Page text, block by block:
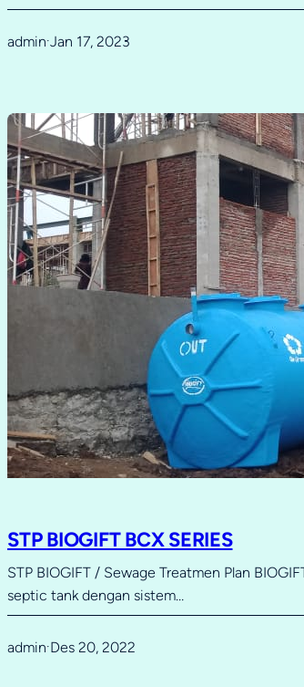
admin·Jan 17, 2023
STP BIOGIFT BCX SERIES
STP BIOGIFT / Sewage Treatmen Plan
septic tank dengan sistem…
admin·Des 20, 2022